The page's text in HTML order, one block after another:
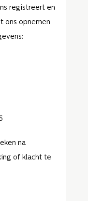
registreert en
ons opnemen
na
of klacht te